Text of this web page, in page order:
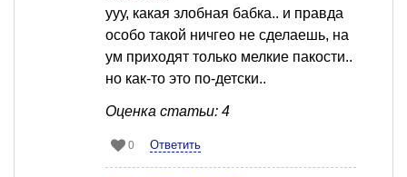
ууу, какая злобная бабка.. и правда
особо такой ничгео не сделаешь, на
ум приходят только мелкие пакости..
но как-то это по-детски..
Оценка статьи: 4
0 Ответить